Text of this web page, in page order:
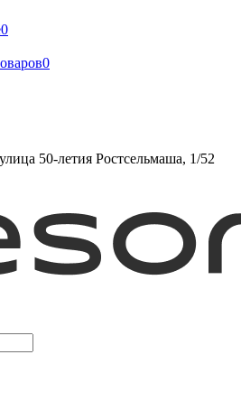
0
0
50-летия Ростсельмаша, 1/52